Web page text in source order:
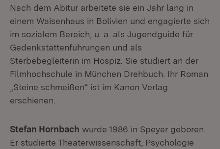
Nach dem Abitur arbeitete sie ein Jahr lang in
einem Waisenhaus in Bolivien und engagierte sich
im sozialem Bereich, u. a. als Jugendguide für
Gedenkstättenführungen und als
Sterbebegleiterin im Hospiz. Sie studiert an der
Filmhochschule in München Drehbuch. Ihr Roman
„Steine schmeißen“ ist im Kanon Verlag
erschienen.
Stefan Hornbach wurde 1986 in Speyer geboren.
Er studierte Theaterwissenschaft, Psychologie